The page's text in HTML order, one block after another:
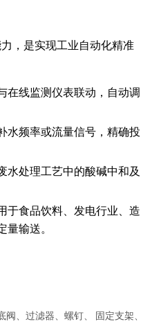
，是实现工业自动化精准
在线监测仪表联动，自动调
水频率或流量信号，精确投
水处理工艺中的酸碱中和及
于食品饮料、发电行业、造
量输送。
、过滤器、螺钉、 固定支架、